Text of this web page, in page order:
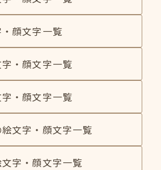
顔文字一覧
・顔文字一覧
・顔文字一覧
文字・顔文字一覧
字・顔文字一覧